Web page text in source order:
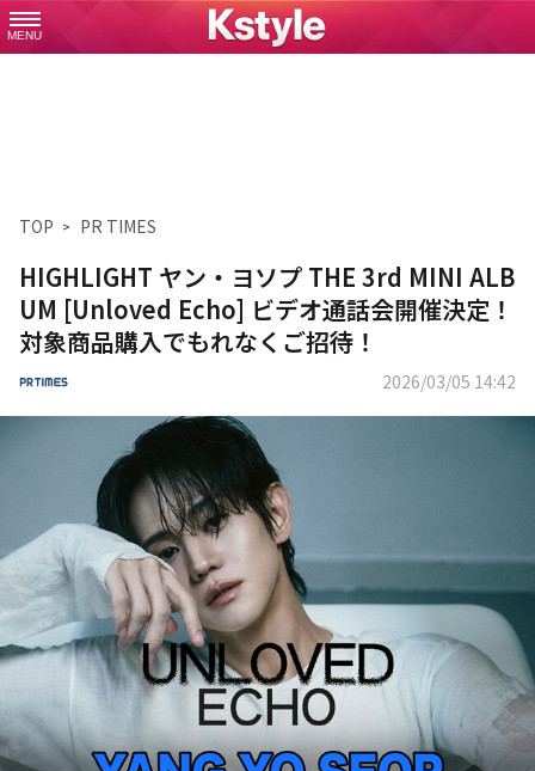
MENU
TOP PR TIMES
HIGHLIGHT ヤン・ヨソプ THE 3rd MINI ALB
UM [Unloved Echo] ビデオ通話会開催決定！
対象商品購入でもれなくご招待！
2026/03/05 14:42